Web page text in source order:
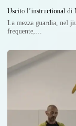
Uscito l’instructional di
La mezza guardia, nel
frequente,…